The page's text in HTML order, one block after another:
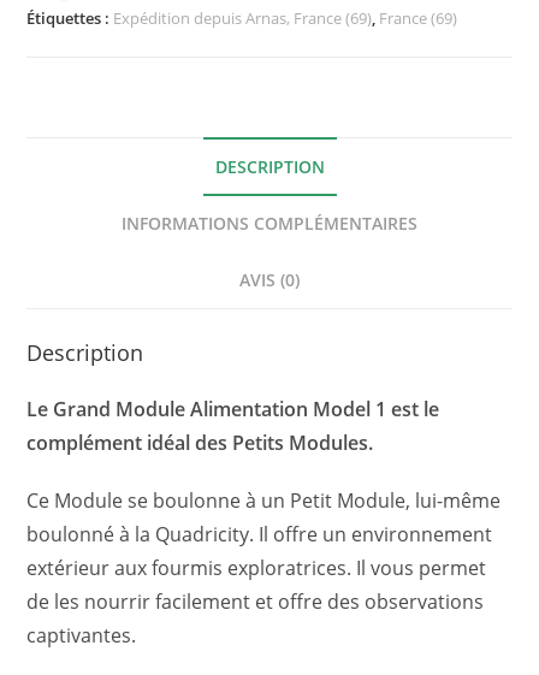
spécial
Étiquettes : Expédition depuis Arnas, France (69), France (69)
DESCRIPTION
INFORMATIONS COMPLÉMENTAIRES
AVIS (0)
Description
Le Grand Module Alimentation Model 1 est le
complément idéal des Petits Modules.
Ce Module se boulonne à un Petit Module, lui-même
boulonné à la Quadricity. Il offre un environnement
extérieur aux fourmis exploratrices. Il vous permet
de les nourrir facilement et offre des observations
captivantes.